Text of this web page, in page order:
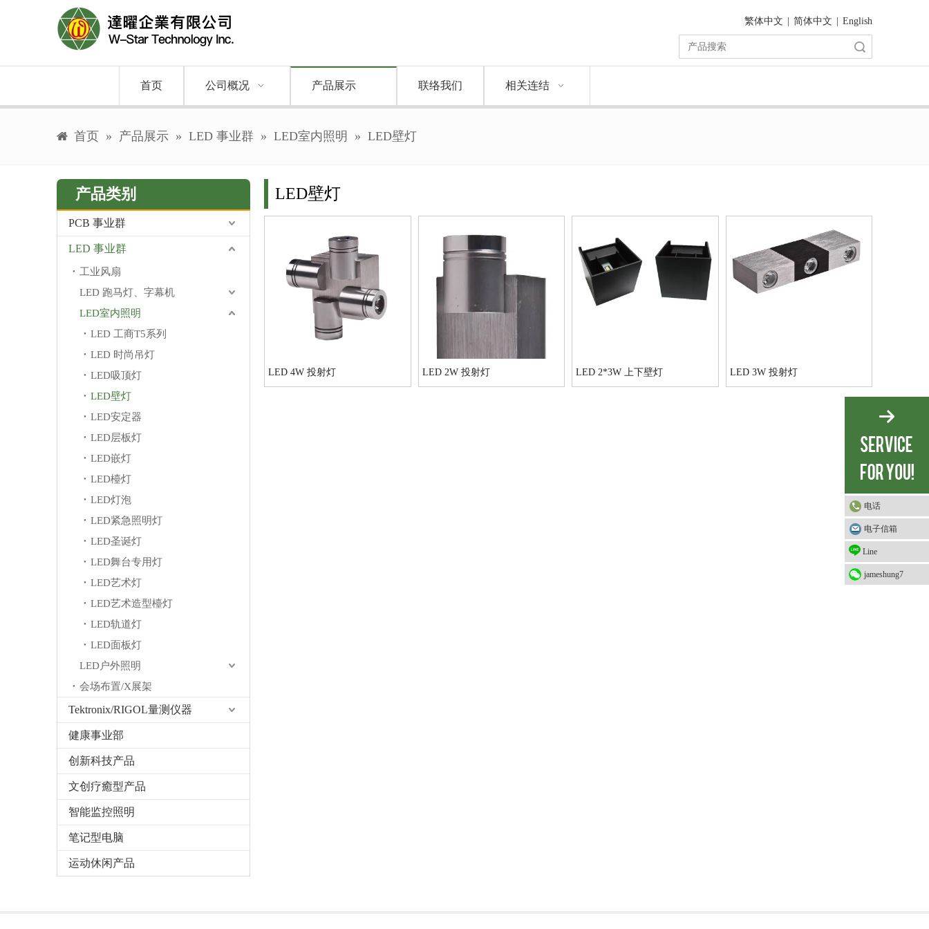
繁体中文 简体中文 English
首页 公司概况 产品展示 联络我们 相关连结
首页 » 产品展示 » LED 事业群 » LED室内照明 » LED壁灯
产品类别
PCB 事业群
LED 事业群
工业风扇
LED 跑马灯、字幕机
LED室内照明
LED 工商T5系列
LED 时尚吊灯
LED吸顶灯
LED壁灯
LED安定器
LED层板灯
LED嵌灯
LED檯灯
LED灯泡
LED紧急照明灯
LED圣诞灯
LED舞台专用灯
LED艺术灯
LED艺术造型檯灯
LED轨道灯
LED面板灯
LED户外照明
会场布置/X展架
Tektronix/RIGOL量测仪器
健康事业部
创新科技产品
文创疗癒型产品
智能监控照明
笔记型电脑
运动休闲产品
LED壁灯
LED 4W 投射灯 LED 2W 投射灯 LED 2*3W 上下壁灯 LED 3W 投射灯
电话
电子信箱
Line
jameshung7